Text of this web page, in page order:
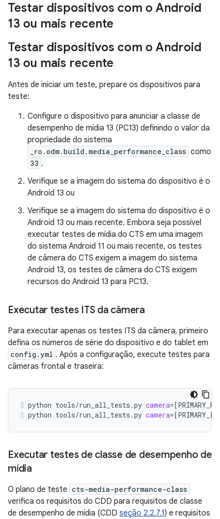
Testar dispositivos com o Android
13 ou mais recente
Testar dispositivos com o Android
13 ou mais recente
Antes de iniciar um teste, prepare os dispositivos para
teste:
Configure o dispositivo para anunciar a classe de
desempenho de mídia 13 (PC13) definindo o valor da
propriedade do sistema
_ro.odm.build.media_performance_class como
33 .
Verifique se a imagem do sistema do dispositivo é o
Android 13 ou
Verifique se a imagem do sistema do dispositivo é o
Android 13 ou mais recente. Embora seja possível
executar testes de mídia do CTS em uma imagem
do sistema Android 11 ou mais recente, os testes
de câmera do CTS exigem a imagem do sistema
Android 13, os testes de câmera do CTS exigem
recursos do Android 13 para PC13.
Executar testes ITS da câmera
Para executar apenas os testes ITS da câmera, primeiro
defina os números de série do dispositivo e do tablet em
config.yml . Após a configuração, execute testes para
câmeras frontal e traseira:
python tools/run_all_tests.py camera=[
python tools/run_all_tests.py camera=[
Executar testes de classe de desempenho de
mídia
O plano de teste cts-media-performance-class
verifica os requisitos do CDD para requisitos de classe
de desempenho de mídia (CDD seção 2.2.7.1) e requisitos